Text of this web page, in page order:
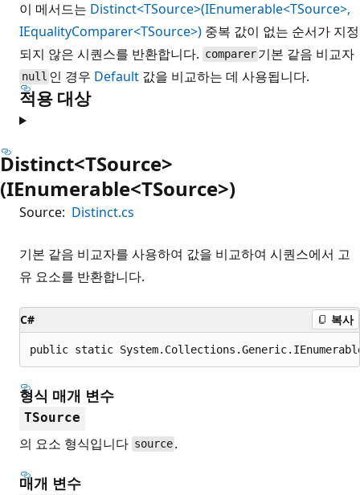
이 메서드는 Distinct<TSource>(IEnumerable<TSource>,
IEqualityComparer<TSource>) 중복 값이 없는 순서가 지정
되지 않은 시퀀스를 반환합니다. comparer 기본 같음 비교자
null 인 경우 Default 값을 비교하는 데 사용됩니다.
적용 대상
Distinct<TSource>
(IEnumerable<TSource>)
Source: Distinct.cs
기본 같음 비교자를 사용하여 값을 비교하여 시퀀스에서 고
유 요소를 반환합니다.
C# 복사
public static
형식 매개 변수
TSource
의 요소 형식입니다 source .
매개 변수